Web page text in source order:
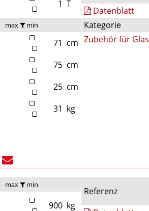
1 T
max min
71 cm
75 cm
25 cm
31 kg
Datenblatt
Kategorie
Zubehör für Glas
max min
900 kg
Referenz